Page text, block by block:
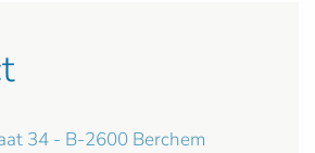
34 - B-2600 Berchem